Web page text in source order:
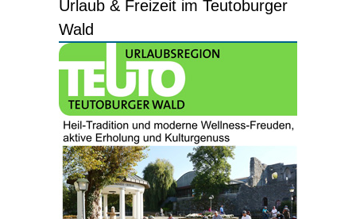
Urlaub & Freizeit im Teutoburger
Wald